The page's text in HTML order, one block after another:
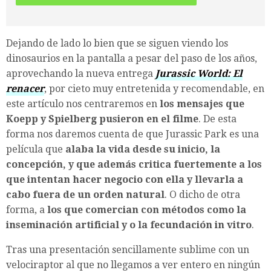
Dejando de lado lo bien que se siguen viendo los
dinosaurios en la pantalla a pesar del paso de los años,
aprovechando la nueva entrega Jurassic World: El
renacer, por cieto muy entretenida y recomendable, en
este artículo nos centraremos en los mensajes que
Koepp y Spielberg pusieron en el filme. De esta
forma nos daremos cuenta de que Jurassic Park es una
película que alaba la vida desde su inicio, la
concepción, y que además critica fuertemente a los
que intentan hacer negocio con ella y llevarla a
cabo fuera de un orden natural. O dicho de otra
forma, a los que comercian con métodos como la
inseminación artificial y o la fecundación in vitro.
Tras una presentación sencillamente sublime con un
velociraptor al que no llegamos a ver entero en ningún